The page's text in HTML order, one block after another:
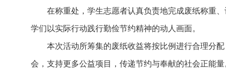
在称重处，学生志愿者认真负责地完成废纸称重
学们以实际行动践行勤俭节约精神的动人画面。
本次活动所筹集的废纸收益将按比例进行合理分
会，支持更多公益项目，传递节约与奉献的社会正能量